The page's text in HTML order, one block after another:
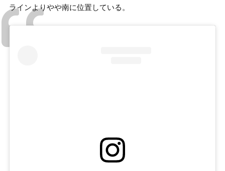
ラインよりやや南に位置している。